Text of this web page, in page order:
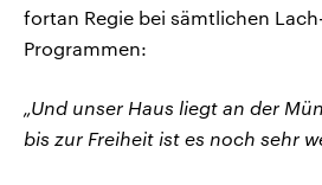
fortan Regie bei sämtlichen
Programmen:
„Und unser Haus liegt an der
bis zur Freiheit ist es noch sehr